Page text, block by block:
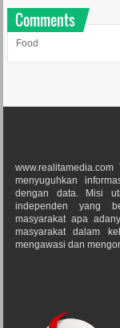
Comments
Food
menyuguhkan
dengan data. Misi
independen yang
masyarakat apa
masyarakat dalam
mengawasi dan